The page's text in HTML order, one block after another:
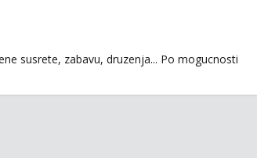
susrete, zabavu, druzenja... Po mogucnosti